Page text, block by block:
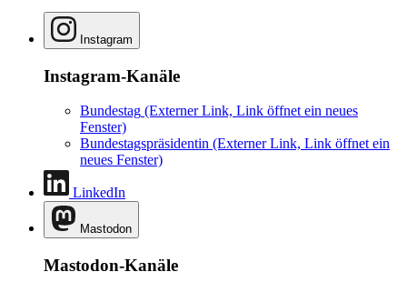
Instagram
Instagram-Kanäle
Bundestag (Externer Link, Link öffnet ein neues
Fenster)
Bundestagspräsidentin (Externer Link, Link öffnet ein
neues Fenster)
LinkedIn
Mastodon
Mastodon-Kanäle